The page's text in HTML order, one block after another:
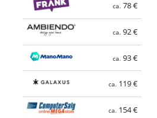
ca. 78 €
ca. 92 €
ca. 93 €
ca. 119 €
ca. 154 €